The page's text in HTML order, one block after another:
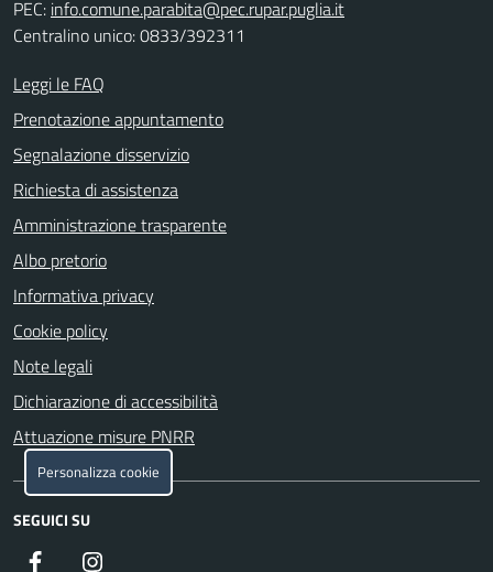
PEC: info.comune.parabita@pec.rupar.puglia.it
Centralino unico: 0833/392311
Leggi le FAQ
Prenotazione appuntamento
Segnalazione disservizio
Richiesta di assistenza
Amministrazione trasparente
Albo pretorio
Informativa privacy
Cookie policy
Note legali
Dichiarazione di accessibilità
Attuazione misure PNRR
SEGUICI SU
Facebook
Personalizza cookie